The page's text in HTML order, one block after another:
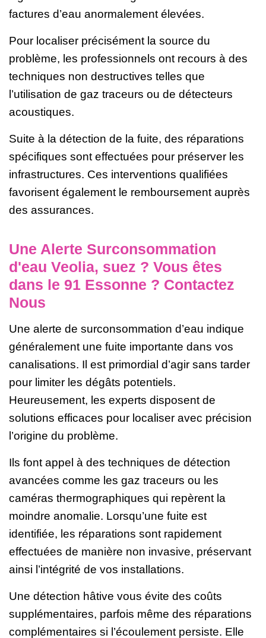
factures d’eau anormalement élevées.
Pour localiser précisément la source du
problème, les professionnels ont recours à des
techniques non destructives telles que
l’utilisation de gaz traceurs ou de détecteurs
acoustiques.
Suite à la détection de la fuite, des réparations
spécifiques sont effectuées pour préserver les
infrastructures. Ces interventions qualifiées
favorisent également le remboursement auprès
des assurances.
Une Alerte Surconsommation
d'eau Veolia, suez ? Vous êtes
dans le 91 Essonne ? Contactez
Nous
Une alerte de surconsommation d’eau indique
généralement une fuite importante dans vos
canalisations. Il est primordial d’agir sans tarder
pour limiter les dégâts potentiels.
Heureusement, les experts disposent de
solutions efficaces pour localiser avec précision
l’origine du problème.
Ils font appel à des techniques de détection
avancées comme les gaz traceurs ou les
caméras thermographiques qui repèrent la
moindre anomalie. Lorsqu’une fuite est
identifiée, les réparations sont rapidement
effectuées de manière non invasive, préservant
ainsi l’intégrité de vos installations.
Une détection hâtive vous évite des coûts
supplémentaires, parfois même des réparations
complémentaires si l’écoulement persiste. Elle